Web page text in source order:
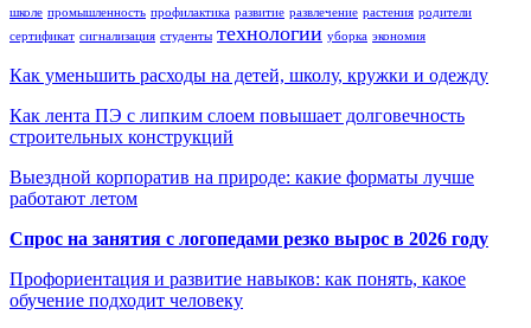
школе промышленность профилактика развитие развлечение растения родители
сертификат сигнализация студенты технологии уборка экономия
Как уменьшить расходы на детей, школу, кружки и одежду
Как лента ПЭ с липким слоем повышает долговечность
строительных конструкций
Выездной корпоратив на природе: какие форматы лучше
работают летом
Спрос на занятия с логопедами резко вырос в 2026 году
Профориентация и развитие навыков: как понять, какое
обучение подходит человеку